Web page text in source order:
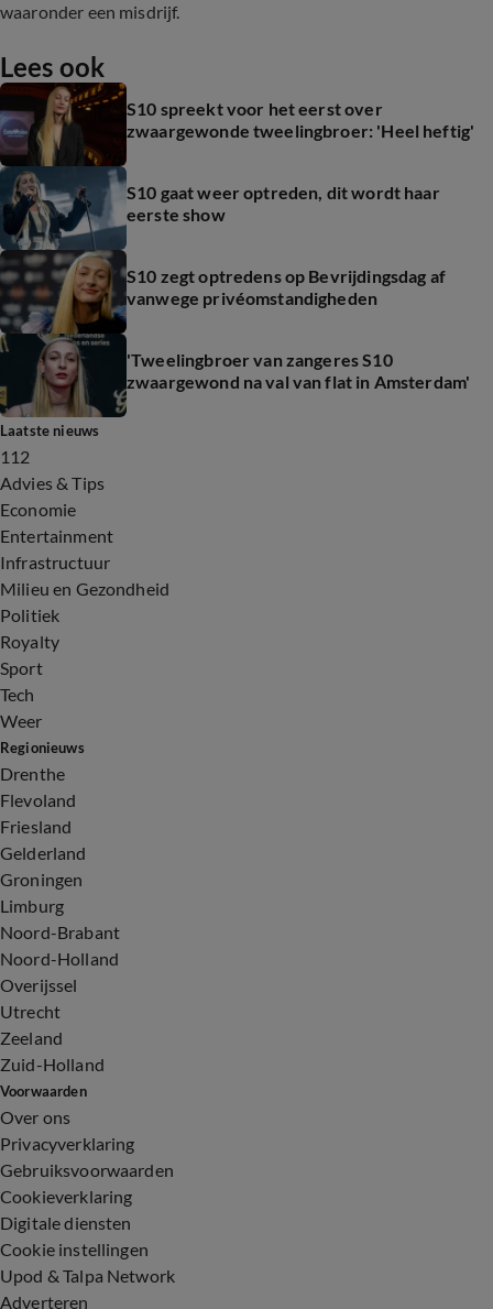
waaronder een misdrijf.
Lees ook
S10 spreekt voor het eerst over
zwaargewonde tweelingbroer: 'Heel heftig'
S10 gaat weer optreden, dit wordt haar
eerste show
S10 zegt optredens op Bevrijdingsdag af
vanwege privéomstandigheden
'Tweelingbroer van zangeres S10
zwaargewond na val van flat in Amsterdam'
Laatste nieuws
112
Advies & Tips
Economie
Entertainment
Infrastructuur
Milieu en Gezondheid
Politiek
Royalty
Sport
Tech
Weer
Regionieuws
Drenthe
Flevoland
Friesland
Gelderland
Groningen
Limburg
Noord-Brabant
Noord-Holland
Overijssel
Utrecht
Zeeland
Zuid-Holland
Voorwaarden
Over ons
Privacyverklaring
Gebruiksvoorwaarden
Cookieverklaring
Digitale diensten
Cookie instellingen
Upod & Talpa Network
Adverteren